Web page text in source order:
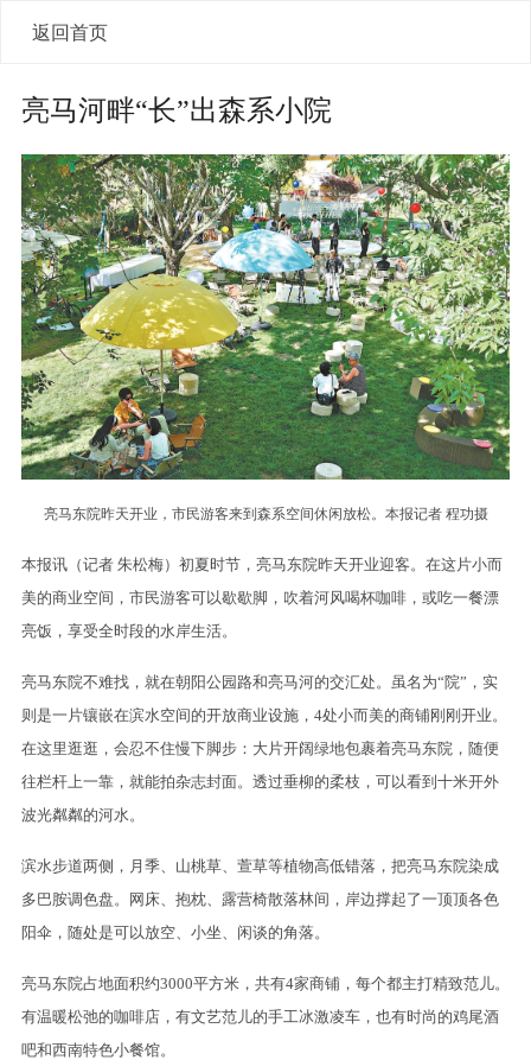
返回首页
亮马河畔“长”出森系小院
亮马东院昨天开业，市民游客来到森系空间休闲放松。本报记者 程功摄
本报讯（记者 朱松梅）初夏时节，亮马东院昨天开业迎客。在这片小而
美的商业空间，市民游客可以歇歇脚，吹着河风喝杯咖啡，或吃一餐漂
亮饭，享受全时段的水岸生活。
亮马东院不难找，就在朝阳公园路和亮马河的交汇处。虽名为“院”，实
则是一片镶嵌在滨水空间的开放商业设施，4处小而美的商铺刚刚开业。
在这里逛逛，会忍不住慢下脚步：大片开阔绿地包裹着亮马东院，随便
往栏杆上一靠，就能拍杂志封面。透过垂柳的柔枝，可以看到十米开外
波光粼粼的河水。
滨水步道两侧，月季、山桃草、萱草等植物高低错落，把亮马东院染成
多巴胺调色盘。网床、抱枕、露营椅散落林间，岸边撑起了一顶顶各色
阳伞，随处是可以放空、小坐、闲谈的角落。
亮马东院占地面积约3000平方米，共有4家商铺，每个都主打精致范儿。
有温暖松弛的咖啡店，有文艺范儿的手工冰激凌车，也有时尚的鸡尾酒
吧和西南特色小餐馆。